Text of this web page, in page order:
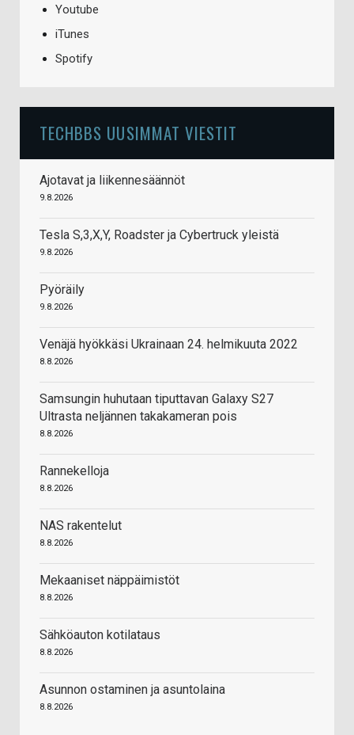
Youtube
iTunes
Spotify
TECHBBS UUSIMMAT VIESTIT
Ajotavat ja liikennesäännöt
9.8.2026
Tesla S,3,X,Y, Roadster ja Cybertruck yleistä
9.8.2026
Pyöräily
9.8.2026
Venäjä hyökkäsi Ukrainaan 24. helmikuuta 2022
8.8.2026
Samsungin huhutaan tiputtavan Galaxy S27
Ultrasta neljännen takakameran pois
8.8.2026
Rannekelloja
8.8.2026
NAS rakentelut
8.8.2026
Mekaaniset näppäimistöt
8.8.2026
Sähköauton kotilataus
8.8.2026
Asunnon ostaminen ja asuntolaina
8.8.2026